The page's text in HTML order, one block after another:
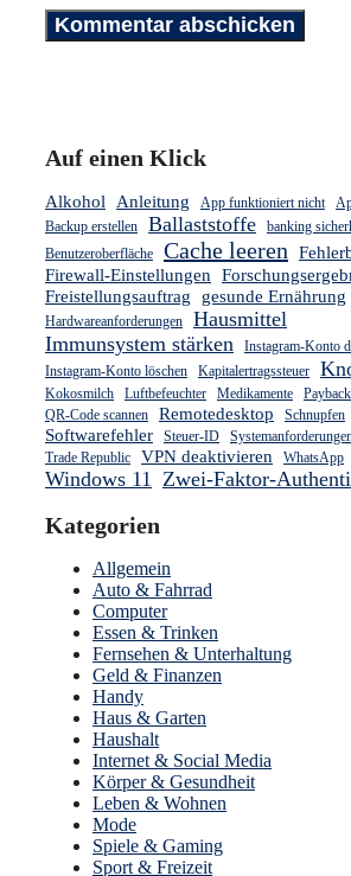
Auf einen Klick
Alkohol Anleitung App funktioniert nicht
Backup erstellen
Ballaststoffe
banking
Benutzeroberfläche
Cache leeren
Firewall-Einstellungen
Freistellungsauftrag
gesunde Ernährung
Hardwareanforderungen
Hausmittel
Immunsystem stärken
Instagram-Konto
Instagram-Konto löschen
Kapitalertragssteuer
Kokosmilch Luftbefeuchter Medikamente Payback
QR-Code scannen
Remotedesktop Schnupfen
Softwarefehler
Steuer-ID
Trade Republic
VPN deaktivieren WhatsApp
Windows 11 Zwei-Faktor-
Kategorien
Allgemein
Auto & Fahrrad
Computer
Essen & Trinken
Fernsehen & Unterhaltung
Geld & Finanzen
Handy
Haus & Garten
Haushalt
Internet & Social Media
Körper & Gesundheit
Leben & Wohnen
Mode
Spiele & Gaming
Sport & Freizeit